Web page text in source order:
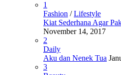
1
Fashion /Lifestyle
Kiat Sederhana Agar
November 14, 2017
2
Daily
Aku dan Nenek Tua
3